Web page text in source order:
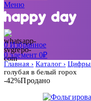
Меню
0Избранное
0элемент 0₽
Главная Каталог Цифры
голубая в белый горох
-42%Продано